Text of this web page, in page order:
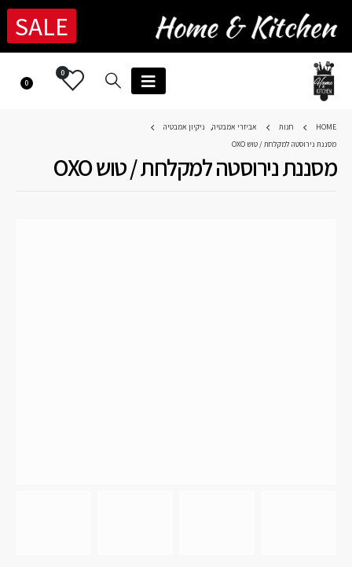
SALE
0
0
HOME חנות אביזרי אמבטיה,
ניקיון אמבטיה
מסננת נירוסטה למקלחת / טוש OXO
מסננת נירוסטה למקלחת / טוש OXO